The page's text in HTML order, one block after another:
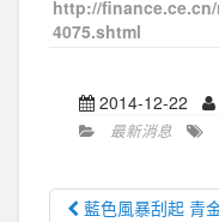
http://finance.ce.cn/
4075.shtml
2014-12-22
最新消息
藍色風暴刮起 青